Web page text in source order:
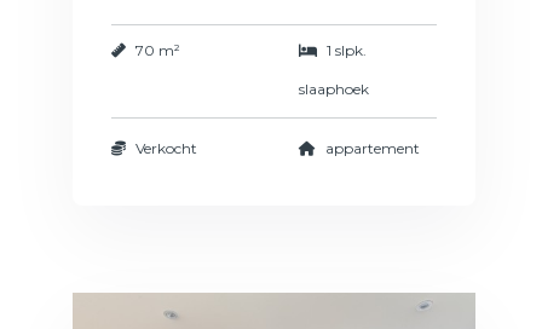
70 m² 1 slpk.
slaaphoek
Verkocht appartement